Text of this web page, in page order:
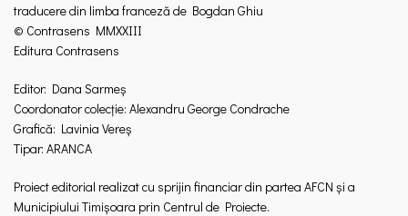
traducere din limba franceză de Bogdan Ghiu
© Contrasens MMXXIII
Editura Contrasens
Editor: Dana Sarmeș
Coordonator colecție: Alexandru George Condrache
Grafică: Lavinia Vereș
Tipar: ARANCA
Proiect editorial realizat cu sprijin financiar din partea AFCN și a
Municipiului Timișoara prin Centrul de Proiecte.